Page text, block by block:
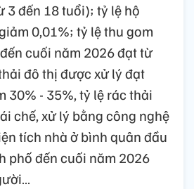
3 đến 18 tuổi); tỷ lệ hộ
0,01%; tỷ lệ thu gom
cuối năm 2026 đạt từ
đô thị được xử lý đạt
30% - 35%, tỷ lệ rác thải
chế, xử lý bằng công nghệ
tích nhà ở bình quân đầu
phố đến cuối năm 2026